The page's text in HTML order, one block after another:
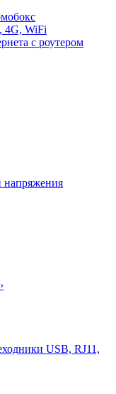
4G, WiFi
с роутером
напряжения
›
USB, RJ11,